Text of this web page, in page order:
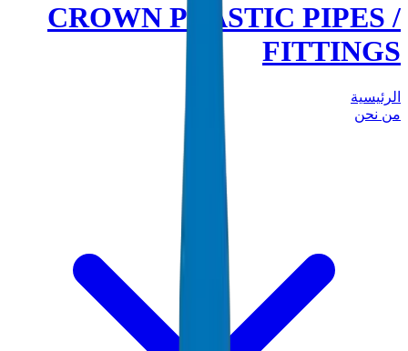
CROWN PLASTIC PIPES /
FITTINGS
الرئيسية
من نحن